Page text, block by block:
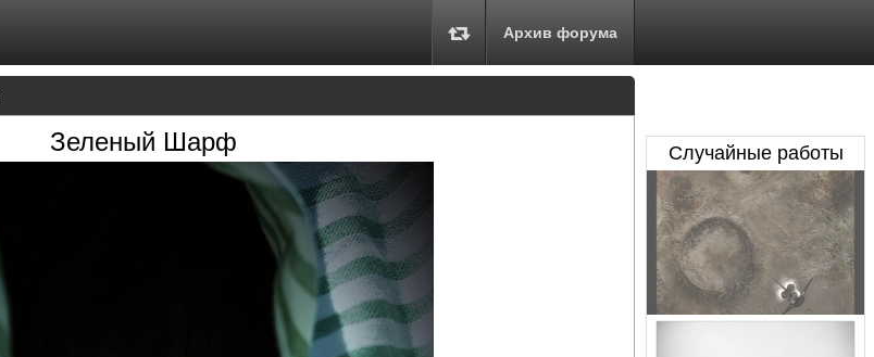
Архив форума
Зеленый Шарф Случайные работы